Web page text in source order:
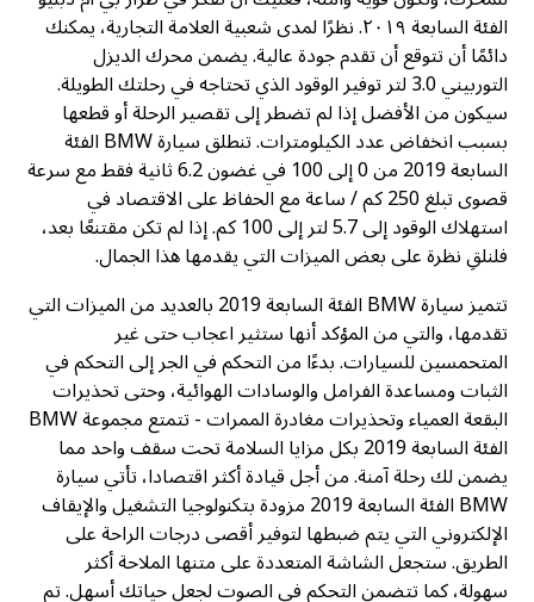
الفئة السابعة ٢٠١٩. نظرًا لمدى شعبية العلامة التجارية، يمكنك
دائمًا أن تتوقع أن تقدم جودة عالية. يضمن محرك الديزل
التوربيني 3.0 لتر توفير الوقود الذي تحتاجه في رحلتك الطويلة.
سيكون من الأفضل إذا لم تضطر إلى تقصير الرحلة أو قطعها
بسبب انخفاض عدد الكيلومترات. تنطلق سيارة BMW الفئة
السابعة 2019 من 0 إلى 100 في غضون 6.2 ثانية فقط مع سرعة
قصوى تبلغ 250 كم / ساعة مع الحفاظ على الاقتصاد في
استهلاك الوقود إلى 5.7 لتر إلى 100 كم. إذا لم تكن مقتنعًا بعد،
فلنلقِ نظرة على بعض الميزات التي يقدمها هذا الجمال.
تتميز سيارة BMW الفئة السابعة 2019 بالعديد من الميزات التي
تقدمها، والتي من المؤكد أنها ستثير اعجاب حتى غير
المتحمسين للسيارات. بدءًا من التحكم في الجر إلى التحكم في
الثبات ومساعدة الفرامل والوسادات الهوائية، وحتى تحذيرات
البقعة العمياء وتحذيرات مغادرة الممرات - تتمتع مجموعة BMW
الفئة السابعة 2019 بكل مزايا السلامة تحت سقف واحد مما
يضمن لك رحلة آمنة. من أجل قيادة أكثر اقتصادا، تأتي سيارة
BMW الفئة السابعة 2019 مزودة بتكنولوجيا التشغيل والإيقاف
الإلكتروني التي يتم ضبطها لتوفير أقصى درجات الراحة على
الطريق. ستجعل الشاشة المتعددة على متنها الملاحة أكثر
سهولة، كما تتضمن التحكم في الصوت لجعل حياتك أسهل. تم